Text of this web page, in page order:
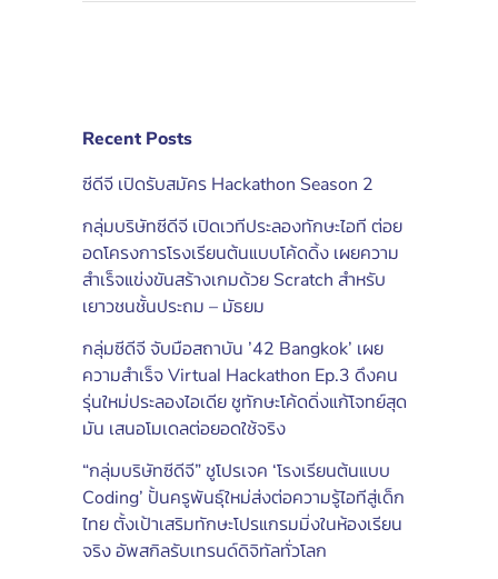
Recent Posts
ซีดีจี เปิดรับสมัคร Hackathon Season 2
กลุ่มบริษัทซีดีจี เปิดเวทีประลองทักษะไอที ต่อย
อดโครงการโรงเรียนต้นแบบโค้ดดิ้ง เผยความ
สำเร็จแข่งขันสร้างเกมด้วย Scratch สำหรับ
เยาวชนชั้นประถม – มัธยม
กลุ่มซีดีจี จับมือสถาบัน ’42 Bangkok’ เผย
ความสำเร็จ Virtual Hackathon Ep.3 ดึงคน
รุ่นใหม่ประลองไอเดีย ชูทักษะโค้ดดิ่งแก้โจทย์สุด
มัน เสนอโมเดลต่อยอดใช้จริง
“กลุ่มบริษัทซีดีจี” ชูโปรเจค ‘โรงเรียนต้นแบบ
Coding’ ปั้นครูพันธุ์ใหม่ส่งต่อความรู้ไอทีสู่เด็ก
ไทย ตั้งเป้าเสริมทักษะโปรแกรมมิ่งในห้องเรียน
จริง อัพสกิลรับเทรนด์ดิจิทัลทั่วโลก